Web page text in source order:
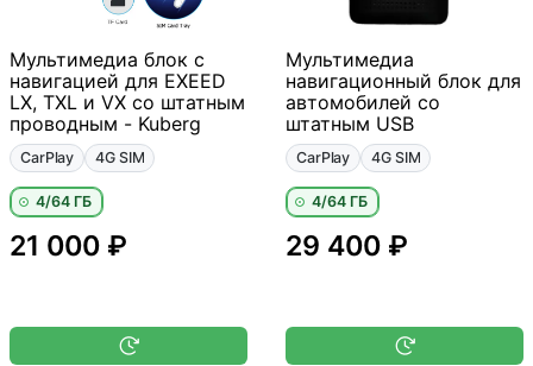
Мультимедиа блок с
навигацией для EXEED
LX, TXL и VX со штатным
проводным - Kuberg
CarPlay 4G SIM
4/64 ГБ
21 000 ₽
Мультимедиа
навигационный блок для
автомобилей со
штатным USB
CarPlay 4G SIM
4/64 ГБ
29 400 ₽